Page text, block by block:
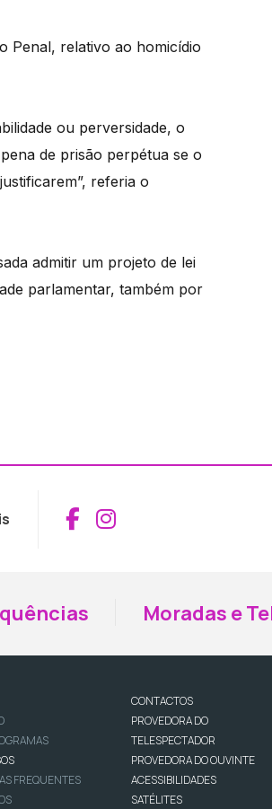
Penal, relativo ao homicídio
ou perversidade, o
de prisão perpétua se o
referia o
admitir um projeto de lei
parlamentar, também por
Aceder ao
Aceder ao
Moradas e
FREQUENTES
CONTACTOS
PROVEDORA DO
TELESPECTADOR
PROVEDORA DO OUVINTE
ACESSIBILIDADES
SATÉLITES